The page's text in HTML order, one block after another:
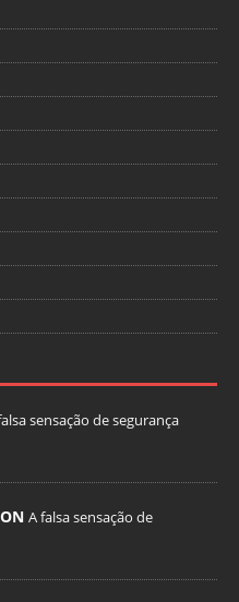
sensação de segurança
A falsa sensação de